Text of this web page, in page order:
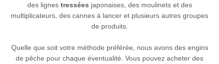
des lignes tressées japonaises, des moulinets et des
multiplicateurs, des cannes à lancer et plusieurs autres groupes
de produits.
Quelle que soit votre méthode préférée, nous avons des engins
de pêche pour chaque éventualité. Vous pouvez acheter des